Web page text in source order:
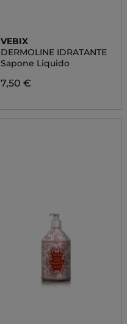
VEBIX
DERMOLINE IDRATANTE
Sapone Liquido
7,50 €